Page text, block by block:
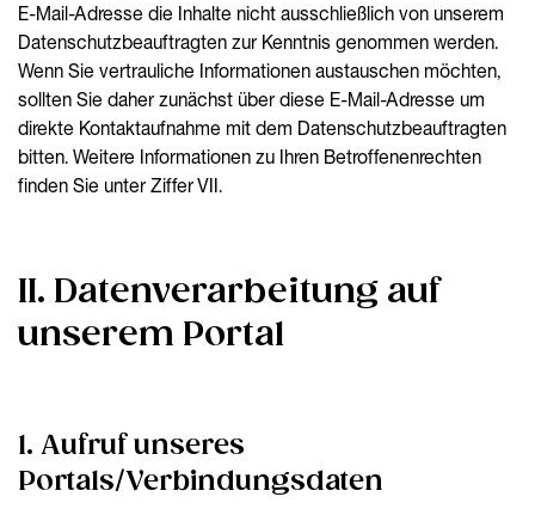
E-Mail-Adresse die Inhalte nicht ausschließlich von unserem
Datenschutzbeauftragten zur Kenntnis genommen werden.
Wenn Sie vertrauliche Informationen austauschen möchten,
sollten Sie daher zunächst über diese E-Mail-Adresse um
direkte Kontaktaufnahme mit dem Datenschutzbeauftragten
bitten. Weitere Informationen zu Ihren Betroffenenrechten
finden Sie unter Ziffer VII.
II. Datenverarbeitung auf
unserem Portal
1. Aufruf unseres
Portals/Verbindungsdaten